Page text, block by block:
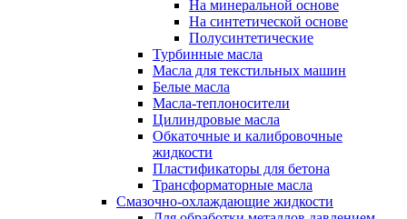
На минеральной основе
На синтетической основе
Полусинтетические
Турбинные масла
Масла для текстильных машин
Белые масла
Масла-теплоносители
Цилиндровые масла
Обкаточные и калибровочные
жидкости
Пластификаторы для бетона
Трансформаторные масла
Смазочно-охлаждающие жидкости